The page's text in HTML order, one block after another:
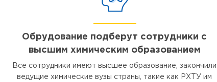
Обрудование подберут сотрудники с
высшим химическим образованием
Все сотрудники имеют высшее образование, закончили
ведущие химические вузы страны, такие как РХТУ им